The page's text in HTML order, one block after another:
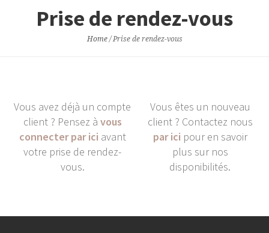
Prise de rendez-vous
Home /Prise de rendez-vous
Vous avez déjà un compte
client ? Pensez à vous
connecter par ici avant
votre prise de rendez-
vous.
Vous êtes un nouveau
client ? Contactez nous
par ici pour en savoir
plus sur nos
disponibilités.